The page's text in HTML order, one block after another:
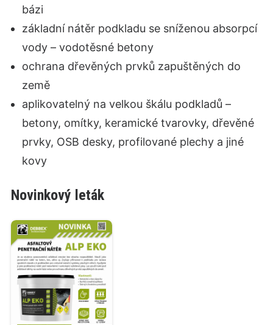
bázi
základní nátěr podkladu se sníženou absorpcí
vody – vodotěsné betony
ochrana dřevěných prvků zapuštěných do
země
aplikovatelný na velkou škálu podkladů –
betony, omítky, keramické tvarovky, dřevěné
prvky, OSB desky, profilované plechy a jiné
kovy
Novinkový leták